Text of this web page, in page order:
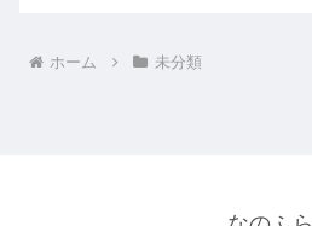
ホーム 未分類